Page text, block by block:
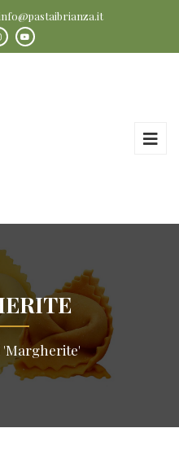
'Margherite'